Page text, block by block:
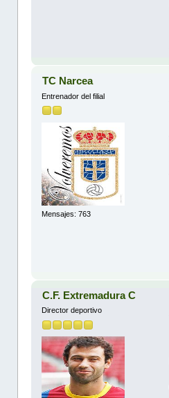
TC Narcea
Entrenador del filial
Mensajes: 763
C.F. Extremadura C
Director deportivo